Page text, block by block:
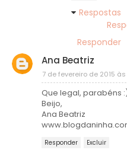
Respostas
Responder
Ana Beatriz
7 de fevereiro de 2015 às
Que legal, parabéns
Beijo,
Ana Beatriz
Responder Excluir